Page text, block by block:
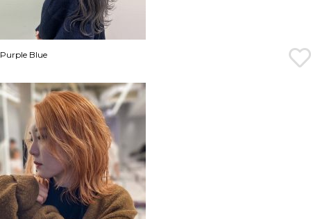
Purple Blue